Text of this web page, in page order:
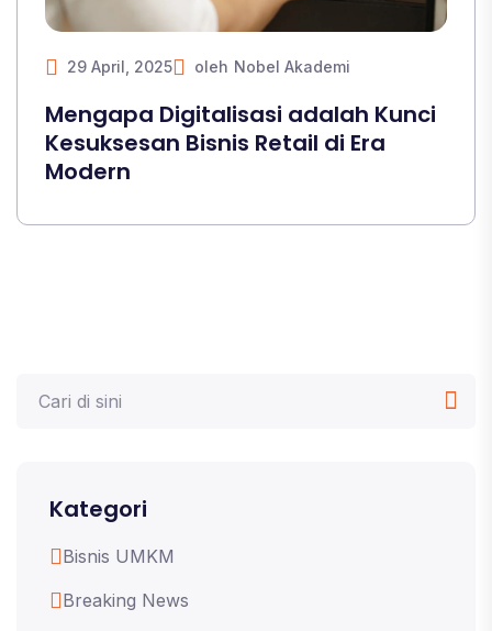
29 April, 2025 oleh Nobel Akademi
Mengapa Digitalisasi adalah Kunci
Kesuksesan Bisnis Retail di Era
Modern
Kategori
Bisnis UMKM
Breaking News